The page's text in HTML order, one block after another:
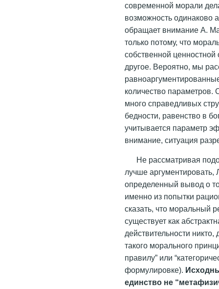
современной морали
возможность одинаково
обращает внимание А.
только потому, что
собственной
другое. Вероятно, мы
количество параметров.
много справедливых
бедности, равенство в
учитывается параметр
внимание, ситуация
Не рассматривая
лучше
определенный вывод о
именно из попытки
сказать, что моральный
существует как
действительности
такого морального
правилу” или
формулировке).
единство не